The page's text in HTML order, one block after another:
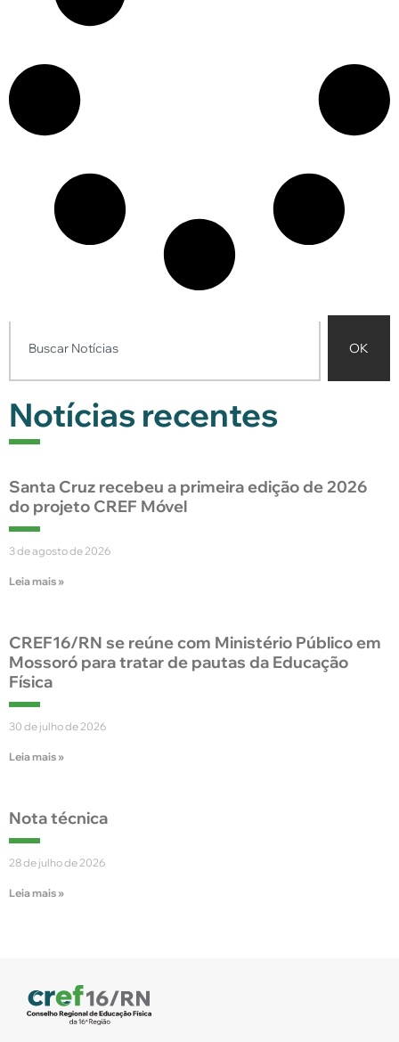
OK
Notícias recentes
Santa Cruz recebeu a primeira edição de 2026
do projeto CREF Móvel
3 de agosto de 2026
Leia mais »
CREF16/RN se reúne com Ministério Público em
Mossoró para tratar de pautas da Educação
Física
30 de julho de 2026
Leia mais »
Nota técnica
28 de julho de 2026
Leia mais »